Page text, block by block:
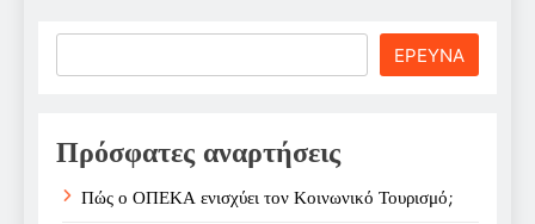
ΕΡΕΥΝΑ
Πρόσφατες αναρτήσεις
Πώς ο ΟΠΕΚΑ ενισχύει τον Κοινωνικό Τουρισμό;